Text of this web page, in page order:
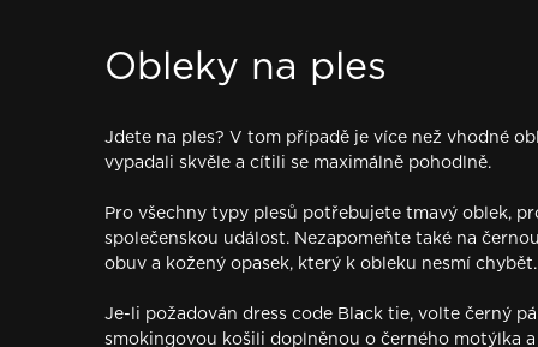
Smokingy
Obleky na ples
Obleky do tanečních
Obleky na svatbu
Kalhoty
Vesty
Polotrika a polokošile
Zimní
Péče o
Aktuality
Novinky
Napište řediteli
Módní
Taneční
Oblékli
Obleky na ples
Jdete na ples? V tom případě je více než vhodné
vypadali skvěle a cítili se maximálně pohodlně.
Pro všechny typy plesů potřebujete tmavý oblek,
společenskou událost. Nezapomeňte také na
obuv a kožený opasek, který k obleku nesmí chybět.
Je-li požadován dress code Black tie, volte černý
smokingovou košili doplněnou o černého motýlka